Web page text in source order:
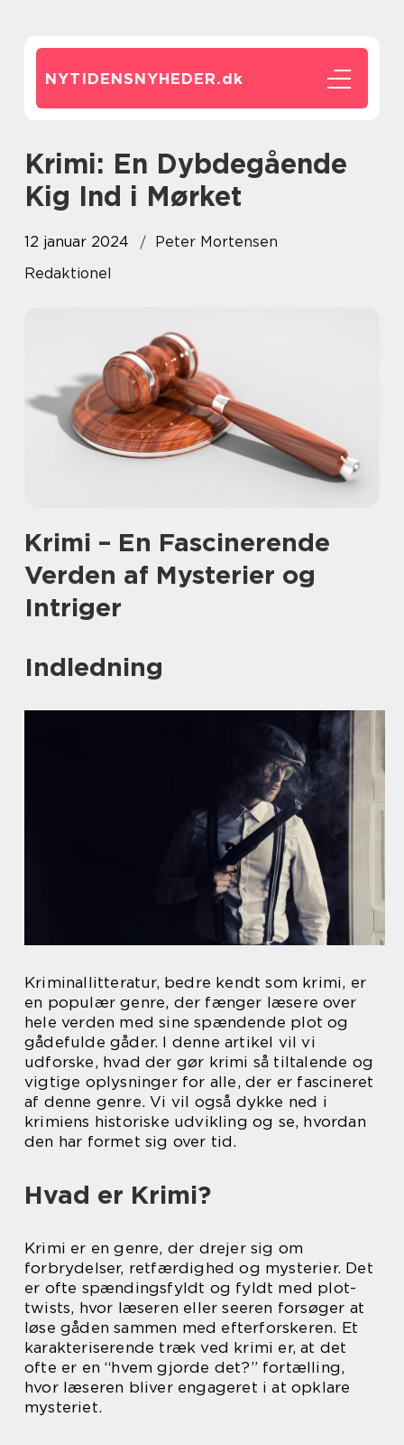
NYTIDENSNYHEDER.dk
Krimi: En Dybdegående
Kig Ind i Mørket
12 januar 2024
Peter Mortensen
Redaktionel
Krimi – En Fascinerende
Verden af Mysterier og
Intriger
Indledning
Kriminallitteratur, bedre kendt som krimi, er
en populær genre, der fænger læsere over
hele verden med sine spændende plot og
gådefulde gåder. I denne artikel vil vi
udforske, hvad der gør krimi så tiltalende og
vigtige oplysninger for alle, der er fascineret
af denne genre. Vi vil også dykke ned i
krimiens historiske udvikling og se, hvordan
den har formet sig over tid.
Hvad er Krimi?
Krimi er en genre, der drejer sig om
forbrydelser, retfærdighed og mysterier. Det
er ofte spændingsfyldt og fyldt med plot-
twists, hvor læseren eller seeren forsøger at
løse gåden sammen med efterforskeren. Et
karakteriserende træk ved krimi er, at det
ofte er en “hvem gjorde det?” fortælling,
hvor læseren bliver engageret i at opklare
mysteriet.